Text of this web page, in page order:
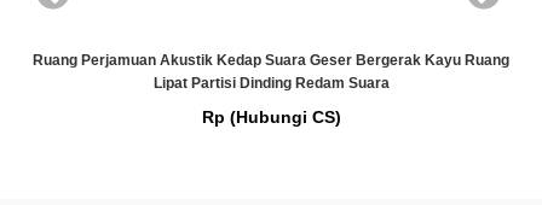
Kayu Ruang
KAMI AHLINYA…! Partsi Penyekat Ruangan
Rp (Hubungi CS)